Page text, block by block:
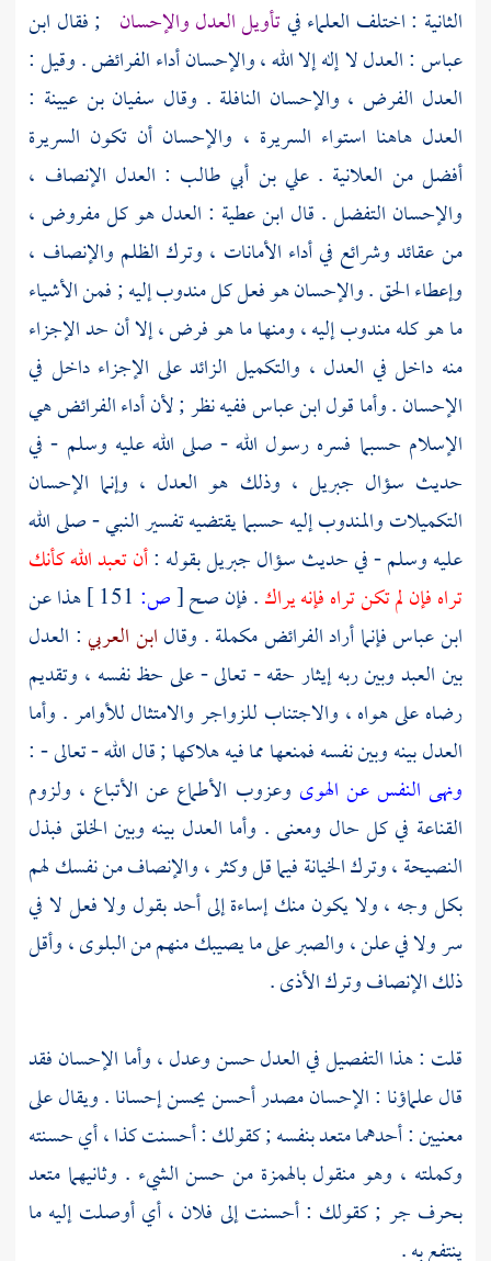
الثانية : اختلف العلماء فيتأويل العدل والإحسان ; فقال ابن
عباس: العدل لا إله إلا الله ، والإحسان أداء الفرائض . وقيل :
العدل الفرض ، والإحسان النافلة . وقال سفيان بن عيينة :
العدل هاهنا استواء السريرة ، والإحسان أن تكون السريرة
أفضل من العلانية .علي بن أبي طالب : العدل الإنصاف ،
والإحسان التفضل . قال ابن عطية : العدل هو كل مفروض ،
من عقائد وشرائع في أداء الأمانات ، وترك الظلم والإنصاف ،
وإعطاء الحق . والإحسان هو فعل كل مندوب إليه ; فمن الأشياء
ما هو كله مندوب إليه ، ومنها ما هو فرض ، إلا أن حد الإجزاء
منه داخل في العدل ، والتكميل الزائد على الإجزاء داخل في
الإحسان . وأما قولابن عباسففيه نظر ; لأن أداء الفرائض هي
الإسلام حسبما فسره رسول الله - صلى الله عليه وسلم - في
حديث سؤال جبريل ، وذلك هو العدل ، وإنما الإحسان
التكميلات والمندوب إليه حسبما يقتضيه تفسير النبي - صلى الله
عليه وسلم - في حديث سؤالجبريلبقوله :أن تعبد الله كأنك
تراه فإن لم تكن تراه فإنه يراك. فإن صح[ص:
هذا عن
ابن عباسفإنما أراد الفرائض مكملة . وقالابن العربي: العدل
بين العبد وبين ربه إيثار حقه - تعالى - على حظ نفسه ، وتقديم
رضاه على هواه ، والاجتناب للزواجر والامتثال للأوامر . وأما
العدل بينه وبين نفسه فمنعها مما فيه هلاكها ; قال الله - تعالى - :
ونهى النفس عن الهوى وعزوب الأطماع عن الأتباع ، ولزوم
القناعة في كل حال ومعنى . وأما العدل بينه وبين الخلق فبذل
النصيحة ، وترك الخيانة فيما قل وكثر ، والإنصاف من نفسك لهم
بكل وجه ، ولا يكون منك إساءة إلى أحد بقول ولا فعل لا في
سر ولا في علن ، والصبر على ما يصيبك منهم من البلوى ، وأقل
ذلك الإنصاف وترك الأذى .
قلت : هذا التفصيل في العدل حسن وعدل ، وأما الإحسان فقد
قال علماؤنا : الإحسان مصدر أحسن يحسن إحسانا . ويقال على
معنيين : أحدهما متعد بنفسه ; كقولك : أحسنت كذا ، أي حسنته
وكملته ، وهو منقول بالهمزة من حسن الشيء . وثانيهما متعد
بحرف جر ; كقولك : أحسنت إلى فلان ، أي أوصلت إليه ما
ينتفع به .